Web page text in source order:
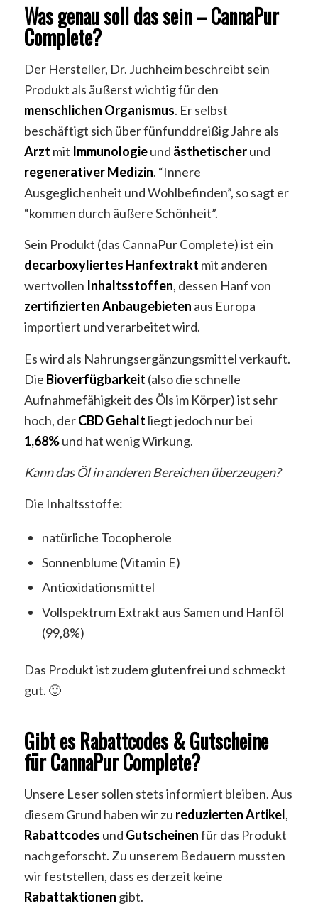
Was genau soll das sein – CannaPur
Complete?
Der Hersteller, Dr. Juchheim beschreibt sein
Produkt als äußerst wichtig für den
menschlichen Organismus. Er selbst
beschäftigt sich über fünfunddreißig Jahre als
Arzt mit Immunologieund ästhetischerund
regenerativer Medizin. “Innere
Ausgeglichenheit und Wohlbefinden”, so sagt er
“kommen durch äußere Schönheit”.
Sein Produkt (das CannaPur Complete) ist ein
decarboxyliertes Hanfextrakt mit anderen
wertvollen Inhaltsstoffen, dessen Hanf von
zertifiziertenAnbaugebieten aus Europa
importiert und verarbeitet wird.
Es wird als Nahrungsergänzungsmittel verkauft.
Die Bioverfügbarkeit (also die schnelle
Aufnahmefähigkeit des Öls im Körper) ist sehr
hoch, derCBD Gehalt liegt jedoch nur bei
1,68%und hat wenig Wirkung.
Kann das Öl in anderen Bereichen überzeugen?
Die Inhaltsstoffe:
natürliche Tocopherole
Sonnenblume (Vitamin E)
Antioxidationsmittel
Vollspektrum Extrakt aus Samen und Hanföl
(99,8%)
Das Produkt ist zudem glutenfrei und schmeckt
gut. 🙂
Gibt es Rabattcodes & Gutscheine
für CannaPur Complete?
Unsere Leser sollen stets informiert bleiben. Aus
diesem Grund haben wir zu reduziertenArtikel,
Rabattcodes und Gutscheinenfür das Produkt
nachgeforscht. Zu unserem Bedauern mussten
wir feststellen, dass es derzeit keine
Rabattaktionen gibt.